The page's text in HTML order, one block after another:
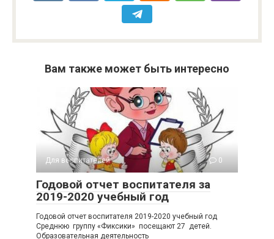
Вам также может быть интересно
Для воспитателей 0
Годовой отчет воспитателя за
2019-2020 учебный год
Годовой отчет воспитателя 2019-2020 учебный год
Среднюю группу «Фиксики» посещают 27 детей.
Образовательная деятельность